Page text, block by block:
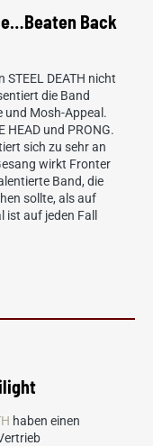
Back
DEATH nicht
die Band
und Mosh-Appeal.
HEAD und PRONG.
sich zu sehr an
wirkt Fronter
Band, die
sollte, als auf
auf jeden Fall
haben einen